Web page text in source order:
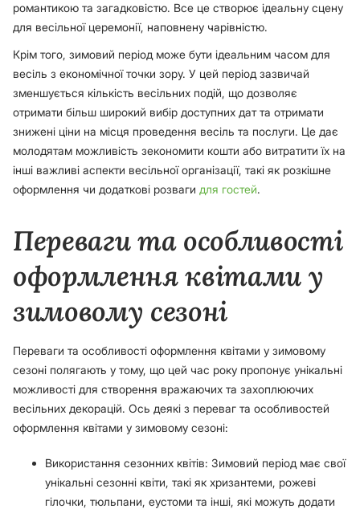
романтикою та загадковістю. Все це створює ідеальну сцену
для весільної церемонії, наповнену чарівністю.
Крім того, зимовий період може бути ідеальним часом для
весіль з економічної точки зору. У цей період зазвичай
зменшується кількість весільних подій, що дозволяє
отримати більш широкий вибір доступних дат та отримати
знижені ціни на місця проведення весіль та послуги. Це дає
молодятам можливість зекономити кошти або витратити їх на
інші важливі аспекти весільної організації, такі як розкішне
оформлення чи додаткові розваги для гостей.
Переваги та особливості
оформлення квітами у
зимовому сезоні
Переваги та особливості оформлення квітами у зимовому
сезоні полягають у тому, що цей час року пропонує унікальні
можливості для створення вражаючих та захоплюючих
весільних декорацій. Ось деякі з переваг та особливостей
оформлення квітами у зимовому сезоні:
Використання сезонних квітів: Зимовий період має свої
унікальні сезонні квіти, такі як хризантеми, рожеві
гілочки, тюльпани, еустоми та інші, які можуть додати